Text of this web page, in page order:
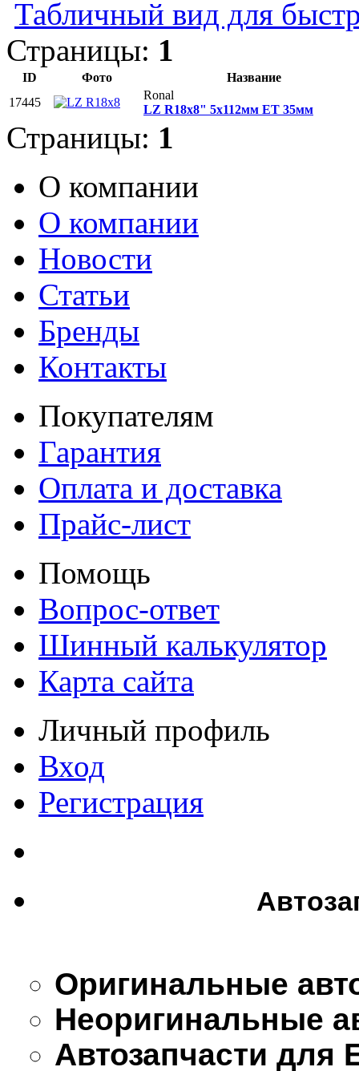
Табличный вид для
Страницы: 1
ID Фото
Название
17445
Ronal
LZ R18x8" 5x112мм ET 35мм
Страницы: 1
О компании
О компании
Новости
Статьи
Бренды
Контакты
Покупателям
Гарантия
Оплата и доставка
Прайс-лист
Помощь
Вопрос-ответ
Шинный калькулятор
Карта сайта
Личный профиль
Вход
Регистрация
Оригинальные
Неоригинальные
Автозапчасти